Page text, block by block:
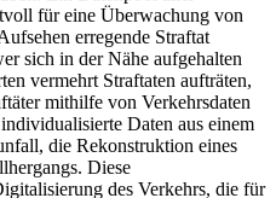
für eine Überwachung von
erregende Straftat
sich in der Nähe aufgehalten
vermehrt Straftaten aufträten,
mithilfe von Verkehrsdaten
Daten aus einem
die Rekonstruktion eines
Diese
des Verkehrs, die für